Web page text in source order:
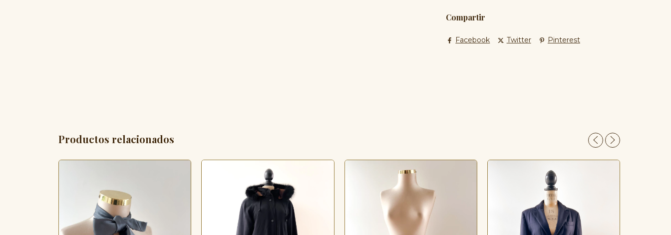
Compartir
Facebook Twitter Pinterest
Productos relacionados